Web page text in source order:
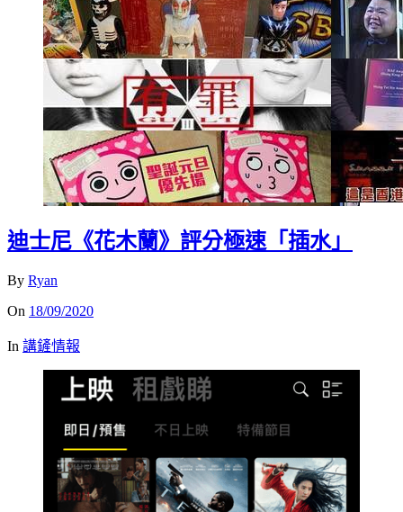
迪士尼《花木蘭》評分極速「插水」
By Ryan
On 18/09/2020
In 講鏟情報